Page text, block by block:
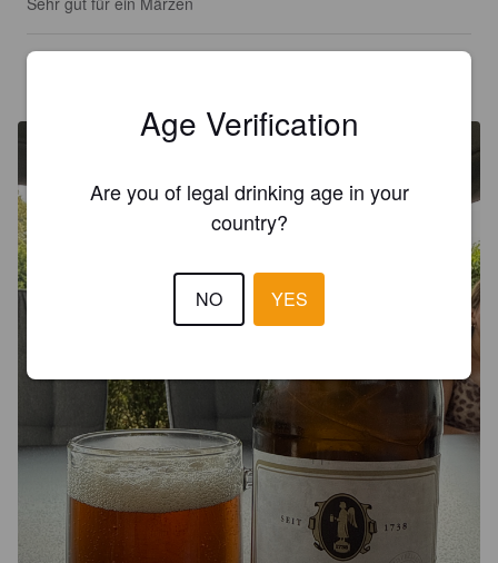
Age Verification
Are you of legal drinking age in your
country?
NO YES